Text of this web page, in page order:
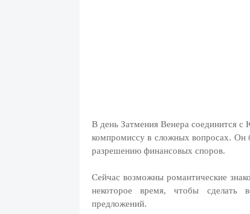
В день Затмения Венера соединится
компромиссу в сложных вопросах. Он
разрешению финансовых споров.
Сейчас возможны романтические
некоторое время, чтобы сделать
предложений.